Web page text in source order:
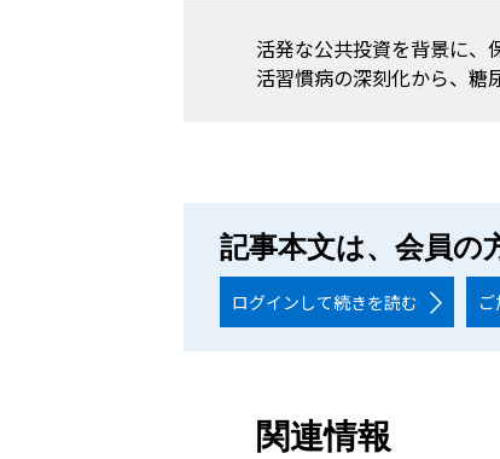
活発な公共投資を背景に、
活習慣病の深刻化から、糖
記事本文は、会員の
ログインして続きを読む
関連情報